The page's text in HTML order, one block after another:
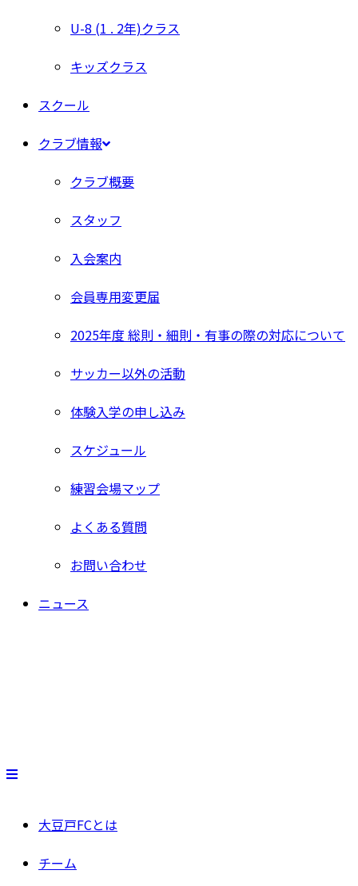
U-8 (1 . 2年)クラス
キッズクラス
スクール
クラブ情報
クラブ概要
スタッフ
入会案内
会員専用変更届
2025年度 総則・細則・有事の際の対応について
サッカー以外の活動
体験入学の申し込み
スケジュール
練習会場マップ
よくある質問
お問い合わせ
ニュース
大豆戸FCとは
チーム